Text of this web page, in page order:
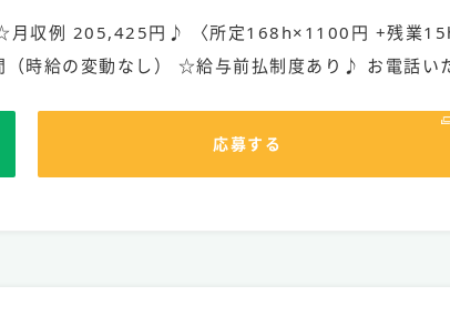
月収例 205,425円♪ 〈所定168h×1100円 +残業
（時給の変動なし） ☆給与前払制度あり♪ お電話い
応募する